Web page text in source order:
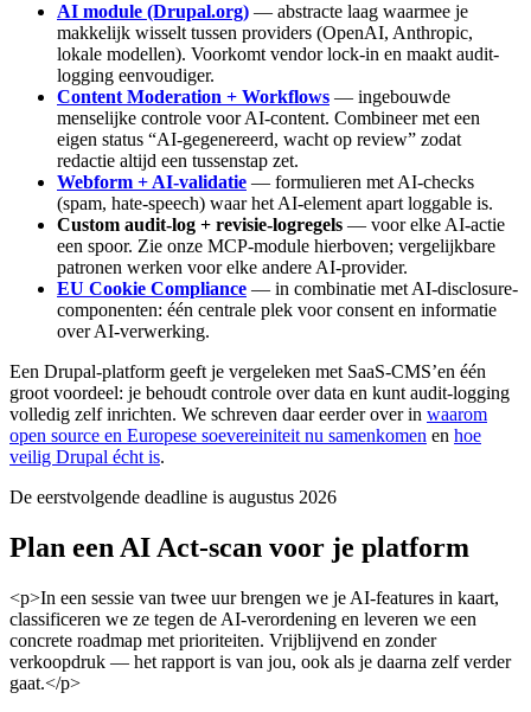
AI module (Drupal.org) — abstracte laag waarmee je
makkelijk wisselt tussen providers (OpenAI, Anthropic,
lokale modellen). Voorkomt vendor lock-in en maakt audit-
logging eenvoudiger.
Content Moderation + Workflows — ingebouwde
menselijke controle voor AI-content. Combineer met een
eigen status “AI-gegenereerd, wacht op review” zodat
redactie altijd een tussenstap zet.
Webform + AI-validatie — formulieren met AI-checks
(spam, hate-speech) waar het AI-element apart loggable is.
Custom audit-log + revisie-logregels — voor elke AI-actie
een spoor. Zie onze MCP-module hierboven; vergelijkbare
patronen werken voor elke andere AI-provider.
EU Cookie Compliance — in combinatie met AI-disclosure-
componenten: één centrale plek voor consent en informatie
over AI-verwerking.
Een Drupal-platform geeft je vergeleken met SaaS-CMS’en één
groot voordeel: je behoudt controle over data en kunt audit-logging
volledig zelf inrichten. We schreven daar eerder over in waarom
open source en Europese soevereiniteit nu samenkomen en hoe
veilig Drupal écht is.
De eerstvolgende deadline is augustus 2026
Plan een AI Act-scan voor je platform
<p>In een sessie van twee uur brengen we je AI-features in kaart,
classificeren we ze tegen de AI-verordening en leveren we een
concrete roadmap met prioriteiten. Vrijblijvend en zonder
verkoopdruk — het rapport is van jou, ook als je daarna zelf verder
gaat.</p>